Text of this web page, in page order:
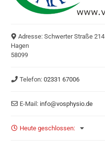
Adresse: Schwerter Straße 214
Hagen
58099
Telefon: 02331 67006
E-Mail: info@vosphysio.de
Heute geschlossen: